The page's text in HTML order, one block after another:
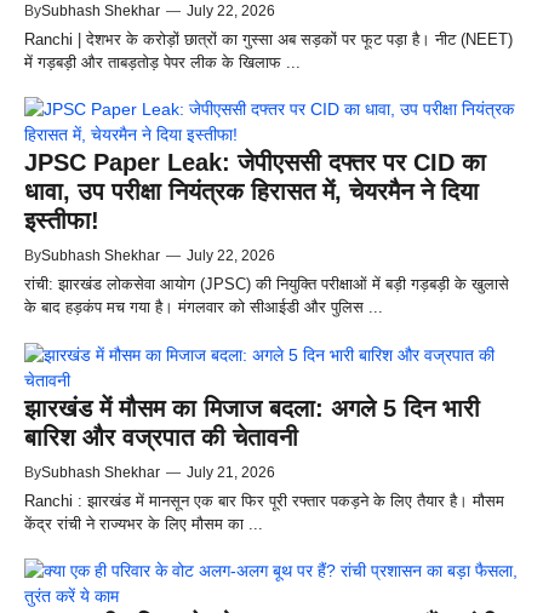
BySubhash Shekhar — July 22, 2026
Ranchi | देशभर के करोड़ों छात्रों का गुस्सा अब सड़कों पर फूट पड़ा है। नीट (NEET)
में गड़बड़ी और ताबड़तोड़ पेपर लीक के खिलाफ ...
JPSC Paper Leak: जेपीएससी दफ्तर पर CID का
धावा, उप परीक्षा नियंत्रक हिरासत में, चेयरमैन ने दिया
इस्तीफा!
BySubhash Shekhar — July 22, 2026
रांची: झारखंड लोकसेवा आयोग (JPSC) की नियुक्ति परीक्षाओं में बड़ी गड़बड़ी के खुलासे
के बाद हड़कंप मच गया है। मंगलवार को सीआईडी और पुलिस ...
झारखंड में मौसम का मिजाज बदला: अगले 5 दिन भारी
बारिश और वज्रपात की चेतावनी
BySubhash Shekhar — July 21, 2026
Ranchi : झारखंड में मानसून एक बार फिर पूरी रफ्तार पकड़ने के लिए तैयार है। मौसम
केंद्र रांची ने राज्यभर के लिए मौसम का ...